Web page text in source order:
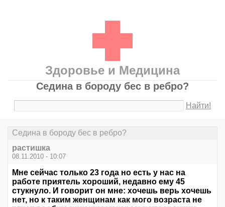
Здоровье и Медицина
Седина в бороду бес в ребро?
Найти!
Седина в бороду бес в ребро?
растишка
08.11.2010 - 10:07
Мне сейчас только 23 года но есть у нас на
работе приятель хороший, недавно ему 45
стукнуло. И говорит он мне: хочешь верь хочешь
нет, но к таким женщинам как мого возраста не